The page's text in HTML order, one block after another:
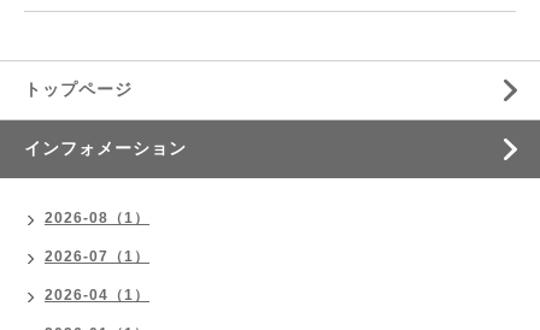
トップページ
インフォメーション
2026-08（1）
2026-07（1）
2026-04（1）